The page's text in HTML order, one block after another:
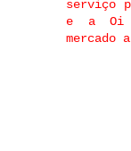
serviço
e a Oi
mercado